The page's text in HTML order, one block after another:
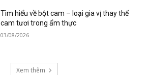
Tìm hiểu về bột cam – loại gia vị thay thế
cam tươi trong ẩm thực
03/08/2026
Xem thêm